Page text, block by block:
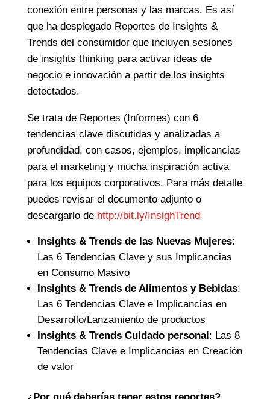
conexión entre personas y las marcas. Es así
que ha desplegado Reportes de Insights &
Trends del consumidor que incluyen sesiones
de insights thinking para activar ideas de
negocio e innovación a partir de los insights
detectados.
Se trata de Reportes (Informes) con 6
tendencias clave discutidas y analizadas a
profundidad, con casos, ejemplos, implicancias
para el marketing y mucha inspiración activa
para los equipos corporativos. Para más detalle
puedes revisar el documento adjunto o
descargarlo de http://bit.ly/InsighTrend
Insights & Trends de las Nuevas Mujeres:
Las 6 Tendencias Clave y sus Implicancias
en Consumo Masivo
Insights & Trends de Alimentos y Bebidas:
Las 6 Tendencias Clave e Implicancias en
Desarrollo/Lanzamiento de productos
Insights & Trends Cuidado personal: Las 8
Tendencias Clave e Implicancias en Creación
de valor